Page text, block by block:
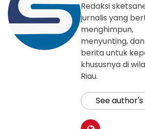
Redaksi
jurnalis yang
menghimpun,
menyunting,
berita untuk
khususnya di
Riau.
See